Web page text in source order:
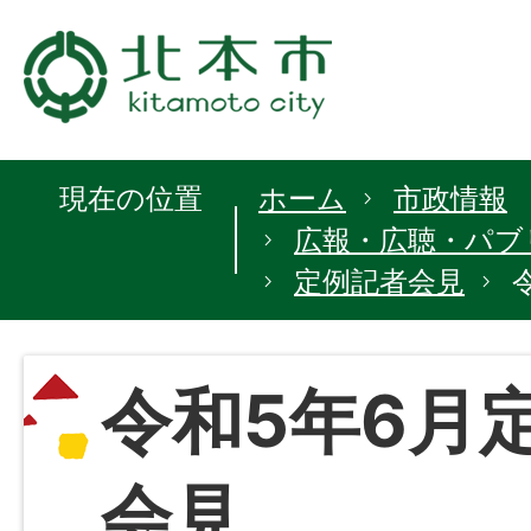
現在の位置 ホーム
市政情報
広報・広聴・パ
定例記者会見
令和5年6月